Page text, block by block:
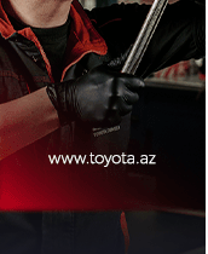
bir etiraz da etdi